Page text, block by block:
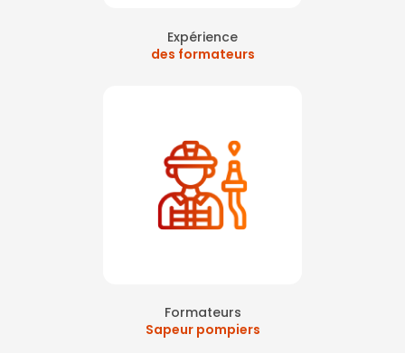
Expérience
des formateurs
Formateurs
Sapeur pompiers